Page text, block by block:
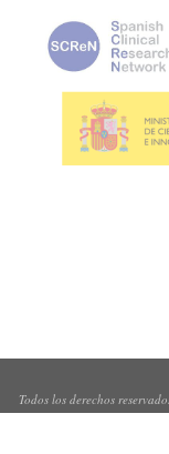
Todos los derechos